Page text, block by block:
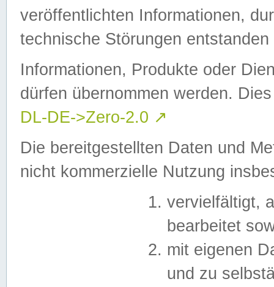
veröffentlichten Informationen,
technische Störungen
Informationen, Produkte oder
dürfen übernommen werden.
DL-DE->Zero-2.0 ↗
Die bereitgestellten Daten und
nicht kommerzielle Nutzung
vervielfältigt,
bearbeitet
mit eigenen
und zu